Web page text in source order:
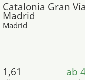
Catalonia Gran Vía
Madrid
Madrid
1,61 ab